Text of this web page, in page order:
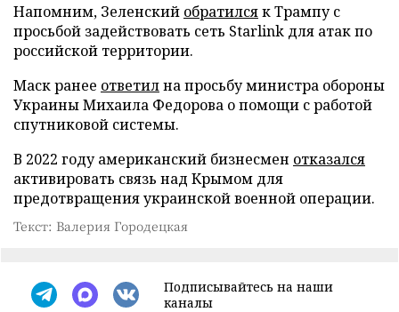
Напомним, Зеленский обратилсяк Трампу с
просьбой задействовать сеть Starlink для атак по
российской территории.
Маск ранее ответилна просьбу министра обороны
Украины Михаила Федорова о помощи с работой
спутниковой системы.
В 2022 году американский бизнесмен отказался
активировать связь над Крымом для
предотвращения украинской военной операции.
Текст: Валерия Городецкая
Подписывайтесь на наши
каналы